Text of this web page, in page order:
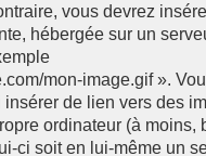
vous devrez
hébergée sur un
mon-image.gif ».
de lien vers des
ordinateur (à moins,
ci soit en lui-même un